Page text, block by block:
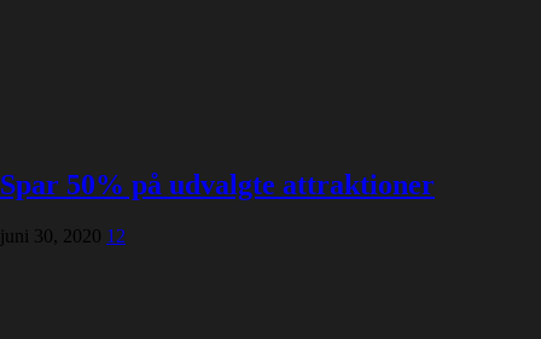
Spar 50% på udvalgte attraktioner
juni 30, 2020 12